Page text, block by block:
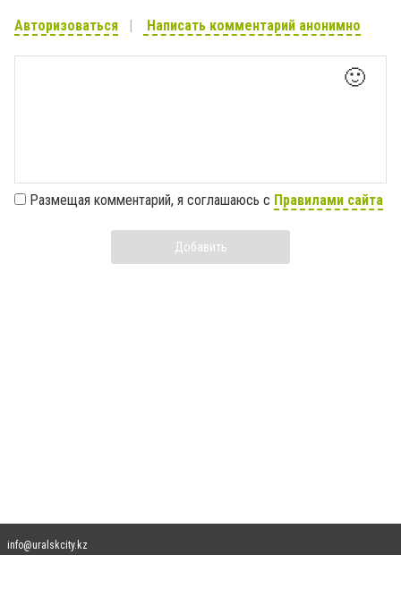
Авторизоваться Написать комментарий анонимно
🙂
Размещая комментарий, я соглашаюсь с Правилами сайта
Добавить
info@uralskcity.kz